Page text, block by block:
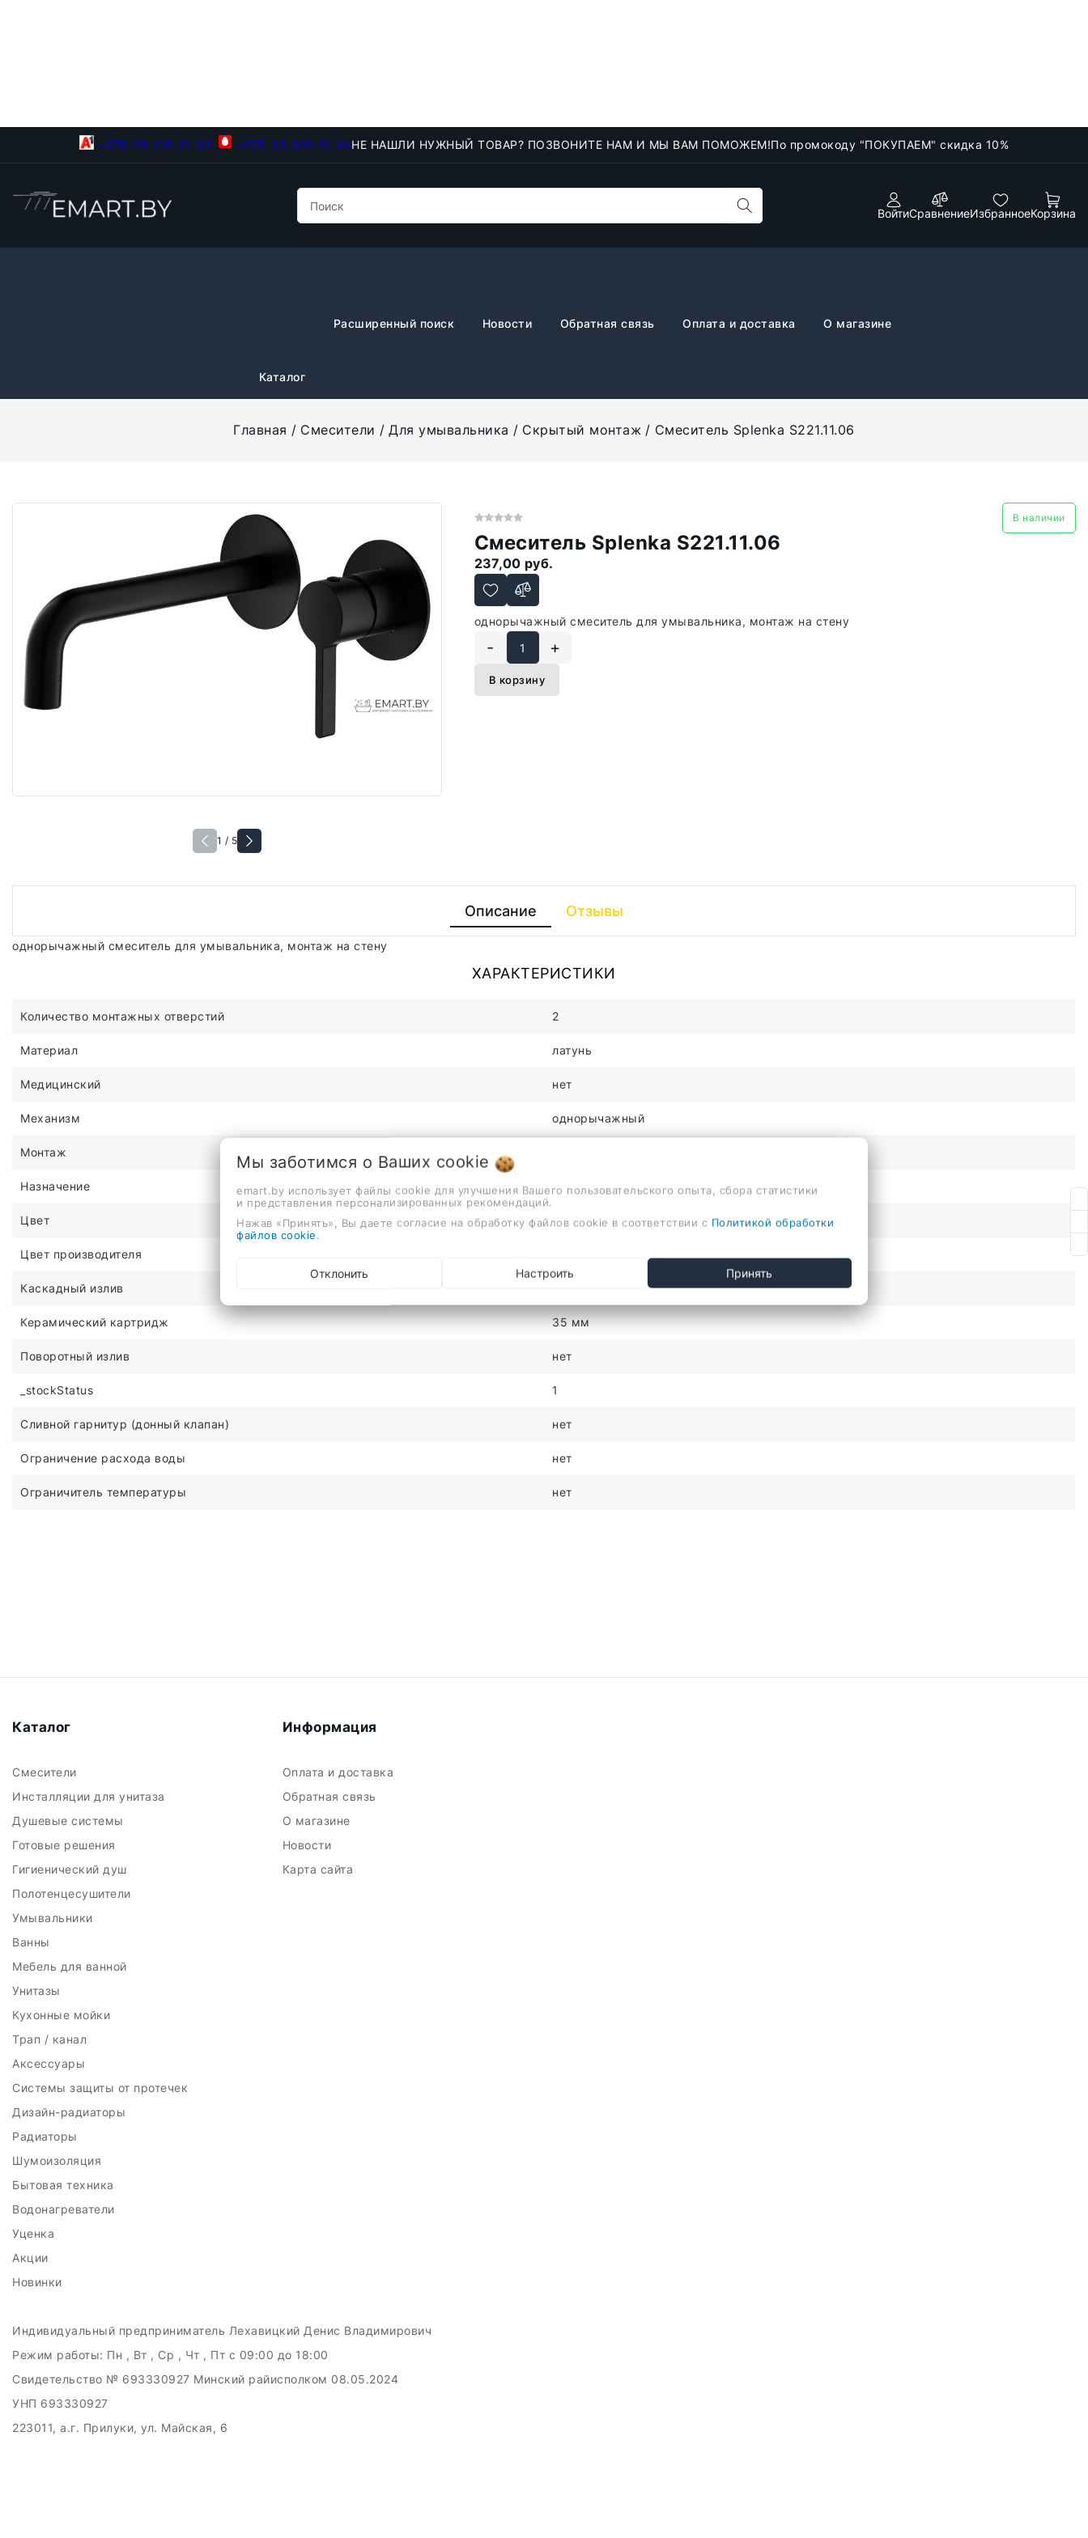
+375-29-118-21-34 +375-33-918-21-34НЕ НАШЛИ НУЖНЫЙ ТОВАР? ПОЗВОНИТЕ НАМ И МЫ ВАМ ПОМОЖЕМ!По промокоду "ПОКУПАЕМ" скидка 10%
ВойтиСравнениеИзбранноеКорзина
Каталог
Расширенный поиск Новости Обратная связь Оплата и доставка О магазине
Главная Смесители Для умывальника Скрытый монтаж Смеситель Splenka S221.11.06
1 / 5
В наличии
Смеситель Splenka S221.11.06
237,00 руб.
однорычажный смеситель для умывальника, монтаж на стену
- +
В корзину
Описание Отзывы
однорычажный смеситель для умывальника, монтаж на стену
ХАРАКТЕРИСТИКИ
Количество монтажных отверстий 2
Материал латунь
Медицинский нет
Механизм однорычажный
Монтаж
Назначение для умывальника
Цвет черный
Цвет производителя
Каскадный излив
Керамический картридж 35 мм
Поворотный излив нет
_stockStatus 1
Сливной гарнитур (донный клапан) нет
Ограничение расхода воды нет
Ограничитель температуры нет
Каталог
Смесители
Инсталляции для унитаза
Душевые системы
Готовые решения
Гигиенический душ
Полотенцесушители
Умывальники
Ванны
Мебель для ванной
Унитазы
Кухонные мойки
Трап / канал
Аксессуары
Системы защиты от протечек
Дизайн-радиаторы
Радиаторы
Шумоизоляция
Бытовая техника
Водонагреватели
Уценка
Акции
Новинки
Информация
Оплата и доставка
Обратная связь
О магазине
Новости
Карта сайта
Индивидуальный предприниматель Лехавицкий Денис Владимирович
Режим работы: Пн , Вт , Ср , Чт , Пт c 09:00 до 18:00
Свидетельство № 693330927 Минский райисполком 08.05.2024
УНП 693330927
223011, а.г. Прилуки, ул. Майская, 6
Мы заботимся о Ваших cookie
emart.by использует файлы cookie для улучшения Вашего пользовательского опыта, сбора статистики
и представления персонализированных рекомендаций.
Нажав «Принять», Вы даете согласие на обработку файлов cookie в соответствии с Политикой обработки
файлов cookie.
Отклонить Настроить Принять